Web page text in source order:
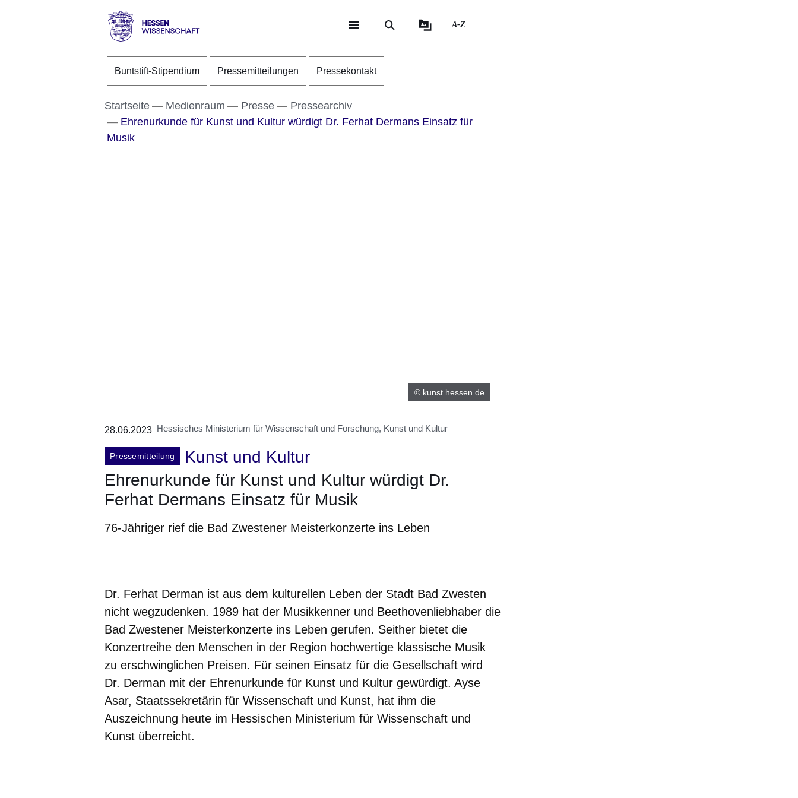
Direkt zum Kopf der Seite
Direkt zum Inhalt
Direkt zum Fuß der Seite
Wissenschaft
A-Z
Buntstift-Stipendium Pressemitteilungen Pressekontakt
Startseite Medienraum Presse
Pressearchiv
Ehrenurkunde für Kunst und Kultur würdigt Dr. Ferhat Dermans Einsatz für
Musik
© kunst.hessen.de
28.06.2023 Hessisches Ministerium für Wissenschaft und Forschung, Kunst und Kultur
Pressemitteilung
Kunst und Kultur
Ehrenurkunde für Kunst und Kultur würdigt Dr.
Ferhat Dermans Einsatz für Musik
76-Jähriger rief die Bad Zwestener Meisterkonzerte ins Leben
Dr. Ferhat Derman ist aus dem kulturellen Leben der Stadt Bad Zwesten
nicht wegzudenken. 1989 hat der Musikkenner und Beethovenliebhaber die
Bad Zwestener Meisterkonzerte ins Leben gerufen. Seither bietet die
Konzertreihe den Menschen in der Region hochwertige klassische Musik
zu erschwinglichen Preisen. Für seinen Einsatz für die Gesellschaft wird
Dr. Derman mit der Ehrenurkunde für Kunst und Kultur gewürdigt. Ayse
Asar, Staatssekretärin für Wissenschaft und Kunst, hat ihm die
Auszeichnung heute im Hessischen Ministerium für Wissenschaft und
Kunst überreicht.